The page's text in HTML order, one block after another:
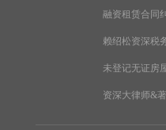
融资租赁合同
赖绍松资深税
未登记无证房
资深大律师&